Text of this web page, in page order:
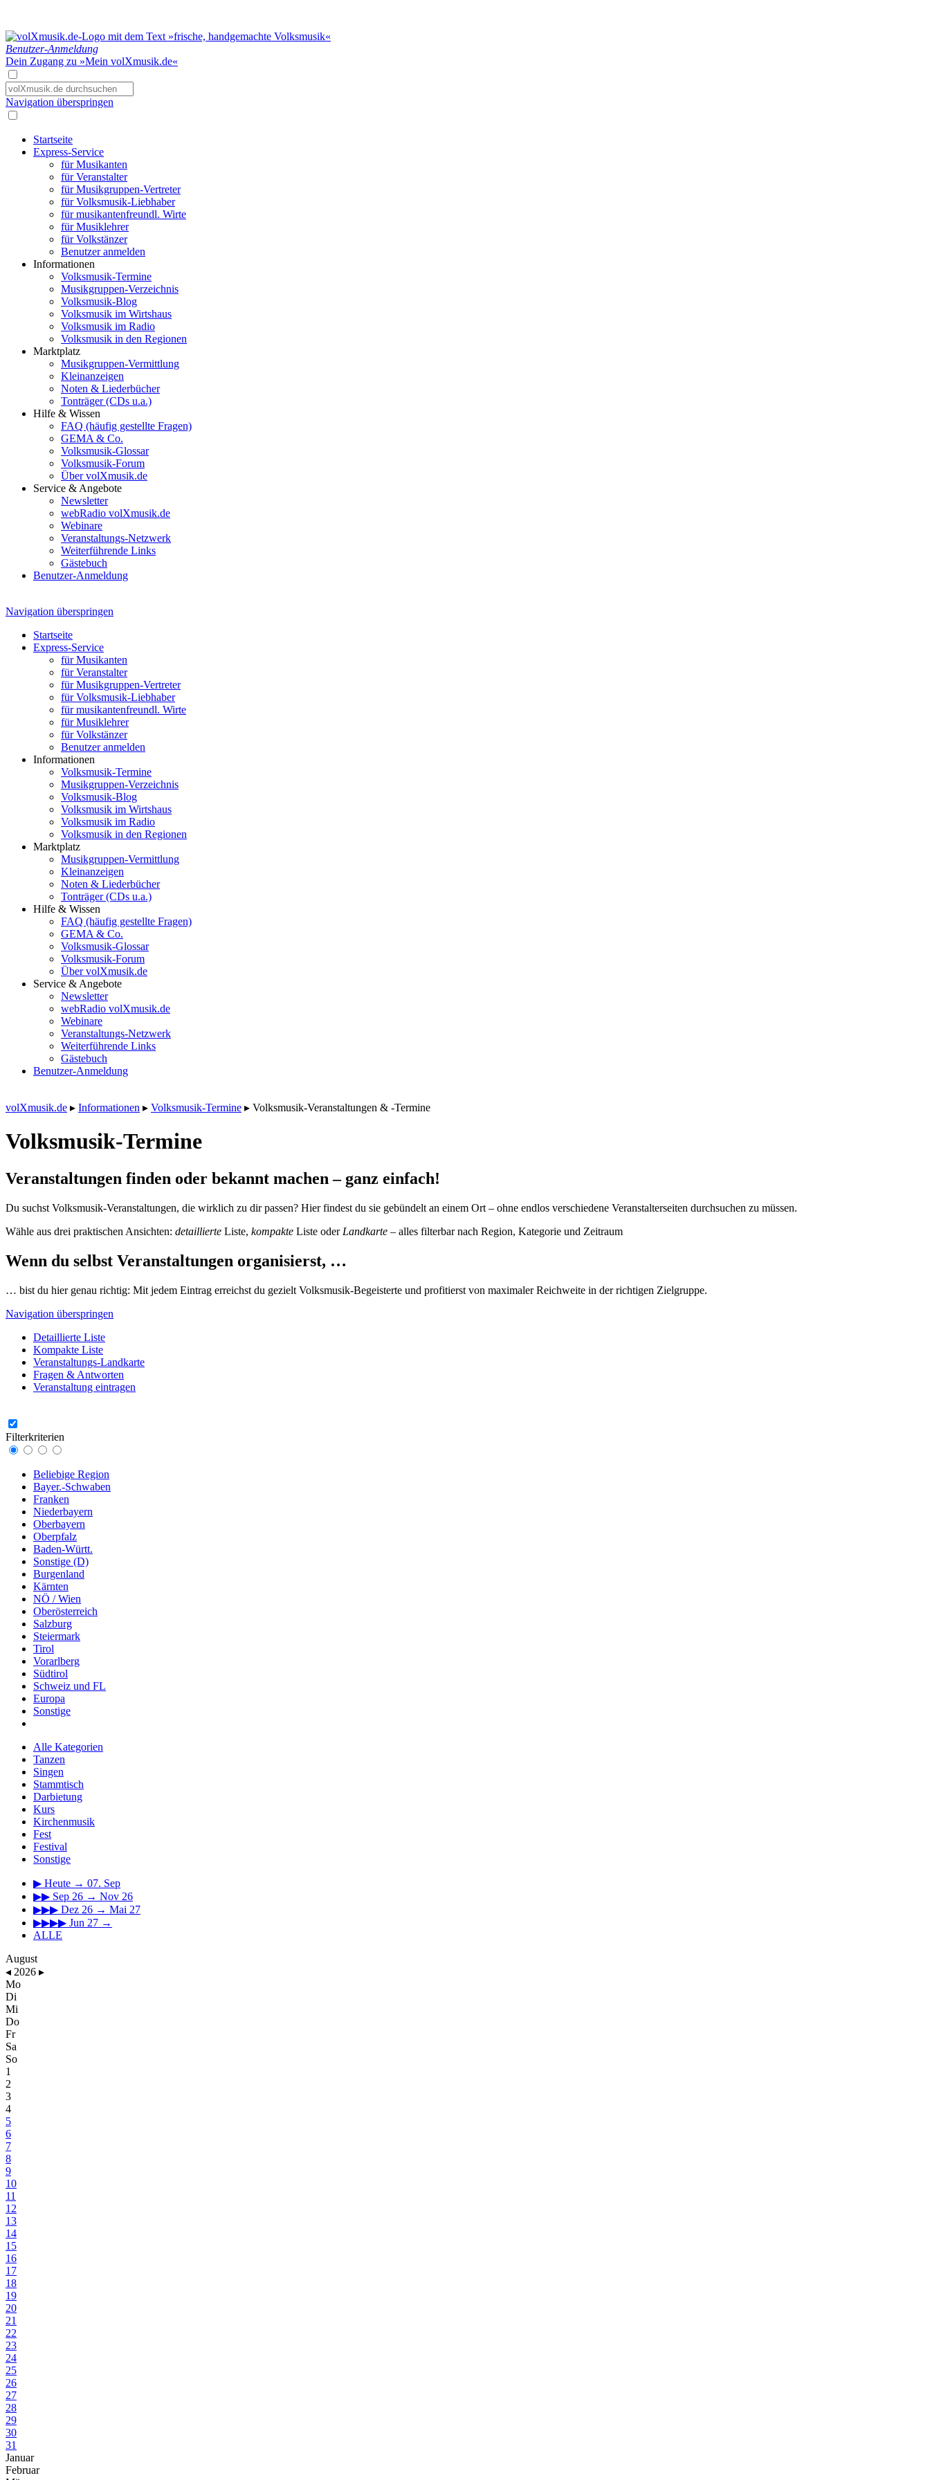
Benutzer-Anmeldung
Dein Zugang zu »Mein volXmusik.de«
Navigation überspringen
Startseite
Express-Service
für Musikanten
für Veranstalter
für Musikgruppen-Vertreter
für Volksmusik-Liebhaber
für musikantenfreundl. Wirte
für Musiklehrer
für Volkstänzer
Benutzer anmelden
Informationen
Volksmusik-Termine
Musikgruppen-Verzeichnis
Volksmusik-Blog
Volksmusik im Wirtshaus
Volksmusik im Radio
Volksmusik in den Regionen
Marktplatz
Musikgruppen-Vermittlung
Kleinanzeigen
Noten & Liederbücher
Tonträger (CDs u.a.)
Hilfe & Wissen
FAQ (häufig gestellte Fragen)
GEMA & Co.
Volksmusik-Glossar
Volksmusik-Forum
Über volXmusik.de
Service & Angebote
Newsletter
webRadio volXmusik.de
Webinare
Veranstaltungs-Netzwerk
Weiterführende Links
Gästebuch
Benutzer-Anmeldung
Navigation überspringen
Startseite
Express-Service
für Musikanten
für Veranstalter
für Musikgruppen-Vertreter
für Volksmusik-Liebhaber
für musikantenfreundl. Wirte
für Musiklehrer
für Volkstänzer
Benutzer anmelden
Informationen
Volksmusik-Termine
Musikgruppen-Verzeichnis
Volksmusik-Blog
Volksmusik im Wirtshaus
Volksmusik im Radio
Volksmusik in den Regionen
Marktplatz
Musikgruppen-Vermittlung
Kleinanzeigen
Noten & Liederbücher
Tonträger (CDs u.a.)
Hilfe & Wissen
FAQ (häufig gestellte Fragen)
GEMA & Co.
Volksmusik-Glossar
Volksmusik-Forum
Über volXmusik.de
Service & Angebote
Newsletter
webRadio volXmusik.de
Webinare
Veranstaltungs-Netzwerk
Weiterführende Links
Gästebuch
Benutzer-Anmeldung
volXmusik.de ▸ Informationen ▸ Volksmusik-Termine ▸ Volksmusik-Veranstaltungen & -Termine
Volksmusik-Termine
Veranstaltungen finden oder bekannt machen – ganz einfach!
Du suchst Volksmusik-Veranstaltungen, die wirklich zu dir passen? Hier findest du sie gebündelt an einem Ort – ohne endlos verschiedene Veranstalterseiten durchsuchen zu müssen.
Wähle aus drei praktischen Ansichten: detaillierte Liste, kompakte Liste oder Landkarte – alles filterbar nach Region, Kategorie und Zeitraum
Wenn du selbst Veranstaltungen organisierst, …
… bist du hier genau richtig: Mit jedem Eintrag erreichst du gezielt Volksmusik-Begeisterte und profitierst von maximaler Reichweite in der richtigen Zielgruppe.
Navigation überspringen
Detaillierte Liste
Kompakte Liste
Veranstaltungs-Landkarte
Fragen & Antworten
Veranstaltung eintragen
Filterkriterien
Beliebige Region
Bayer.-Schwaben
Franken
Niederbayern
Oberbayern
Oberpfalz
Baden-Württ.
Sonstige (D)
Burgenland
Kärnten
NÖ / Wien
Oberösterreich
Salzburg
Steiermark
Tirol
Vorarlberg
Südtirol
Schweiz und FL
Europa
Sonstige
Alle Kategorien
Tanzen
Singen
Stammtisch
Darbietung
Kurs
Kirchenmusik
Fest
Festival
Sonstige
▶ Heute → 07. Sep
▶▶ Sep 26 → Nov 26
▶▶▶ Dez 26 → Mai 27
▶▶▶▶ Jun 27 →
ALLE
August
◂ 2026 ▸
Mo
Di
Mi
Do
Fr
Sa
So
1
2
3
4
5
6
7
8
9
10
11
12
13
14
15
16
17
18
19
20
21
22
23
24
25
26
27
28
29
30
31
Januar
Februar